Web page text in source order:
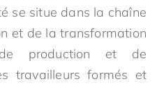
se situe dans la chaîne
et de la transformation
production et de
travailleurs formés et